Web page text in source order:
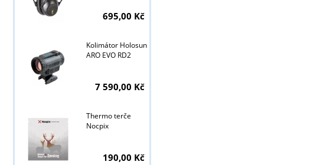
695,00 Kč
Kolimátor Holosun
ARO EVO RD2
7 590,00 Kč
Thermo terče
Nocpix
190,00 Kč